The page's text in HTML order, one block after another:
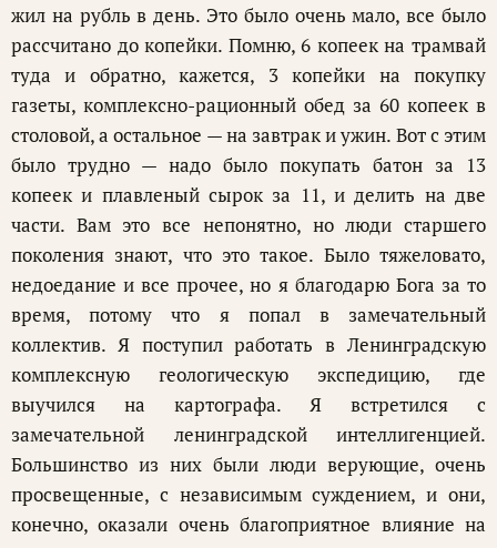
жил на рубль в день. Это было очень мало, все было
рассчитано до копейки. Помню, 6 копеек на трамвай
туда и обратно, кажется, 3 копейки на покупку
газеты, комплексно-рационный обед за 60 копеек в
столовой, а остальное — на завтрак и ужин. Вот с этим
было трудно — надо было покупать батон за 13
копеек и плавленый сырок за 11, и делить на две
части. Вам это все непонятно, но люди старшего
поколения знают, что это такое. Было тяжеловато,
недоедание и все прочее, но я благодарю Бога за то
время, потому что я попал в замечательный
коллектив. Я поступил работать в Ленинградскую
комплексную геологическую экспедицию, где
выучился на картографа. Я встретился с
замечательной ленинградской интеллигенцией.
Большинство из них были люди верующие, очень
просвещенные, с независимым суждением, и они,
конечно, оказали очень благоприятное влияние на